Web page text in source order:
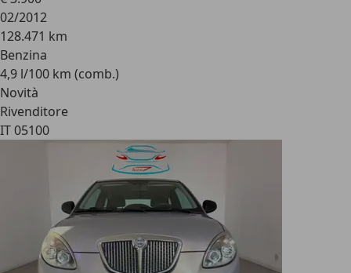
02/2012
128.471 km
Benzina
4,9 l/100 km (comb.)
Novità
Rivenditore
IT 05100